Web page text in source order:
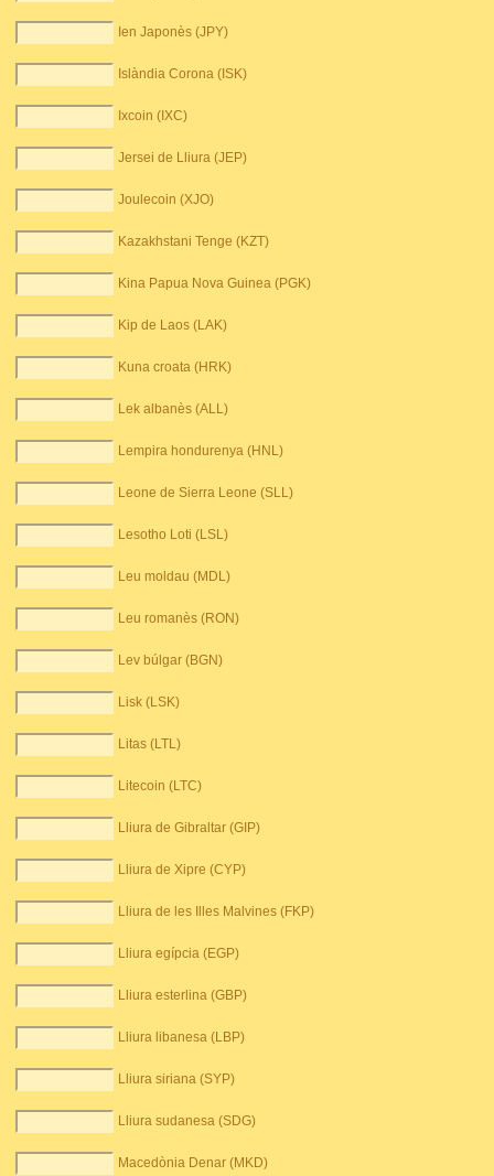
Ien Japonès (JPY)
Islàndia Corona (ISK)
Ixcoin (IXC)
Jersei de Lliura (JEP)
Joulecoin (XJO)
Kazakhstani Tenge (KZT)
Kina Papua Nova Guinea (PGK)
Kip de Laos (LAK)
Kuna croata (HRK)
Lek albanès (ALL)
Lempira hondurenya (HNL)
Leone de Sierra Leone (SLL)
Lesotho Loti (LSL)
Leu moldau (MDL)
Leu romanès (RON)
Lev búlgar (BGN)
Lisk (LSK)
Litas (LTL)
Litecoin (LTC)
Lliura de Gibraltar (GIP)
Lliura de Xipre (CYP)
Lliura de les Illes Malvines (FKP)
Lliura egípcia (EGP)
Lliura esterlina (GBP)
Lliura libanesa (LBP)
Lliura siriana (SYP)
Lliura sudanesa (SDG)
Macedònia Denar (MKD)